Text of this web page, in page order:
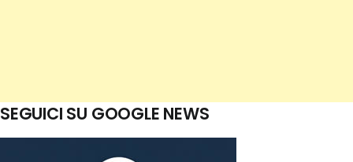
SEGUICI SU GOOGLE NEWS